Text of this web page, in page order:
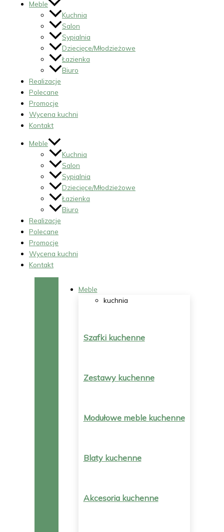
Meble
Kuchnia
Salon
Sypialnia
Dziecięce/Młodzieżowe
Łazienka
Biuro
Realizacje
Polecane
Promocje
Wycena kuchni
Kontakt
Meble
Kuchnia
Salon
Sypialnia
Dziecięce/Młodzieżowe
Łazienka
Biuro
Realizacje
Polecane
Promocje
Wycena kuchni
Kontakt
Meble
kuchnia
Szafki kuchenne
Zestawy kuchenne
Modułowe meble kuchenne
Blaty kuchenne
Akcesoria kuchenne